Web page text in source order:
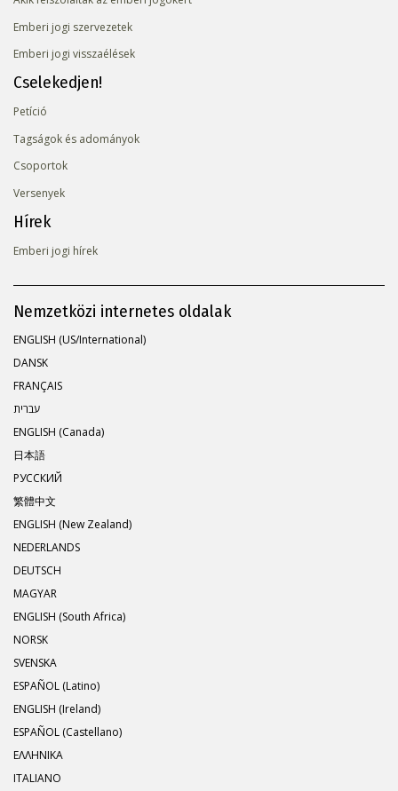
Emberi jogi szervezetek
Emberi jogi visszaélések
Cselekedjen!
Petíció
Tagságok és adományok
Csoportok
Versenyek
Hírek
Emberi jogi hírek
Nemzetközi internetes oldalak
ENGLISH (US/International)
DANSK
FRANÇAIS
עברית
ENGLISH (Canada)
日本語
РУССКИЙ
繁體中文
ENGLISH (New Zealand)
NEDERLANDS
DEUTSCH
MAGYAR
ENGLISH (South Africa)
NORSK
SVENSKA
ESPAÑOL (Latino)
ENGLISH (Ireland)
ESPAÑOL (Castellano)
ΕΛΛΗΝΙΚA
ITALIANO